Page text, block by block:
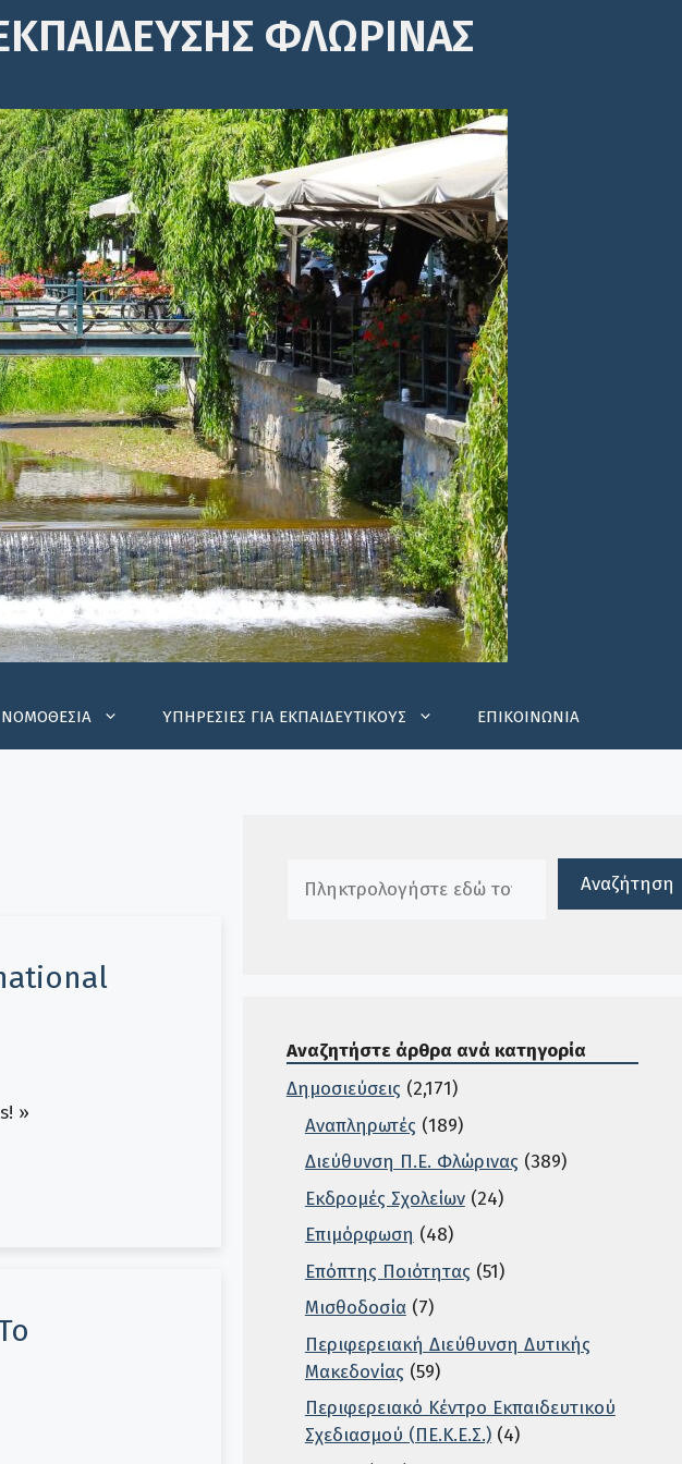
ΦΛΩΡΙΝΑΣ
ΝΟΜΟΘΕΣΙΑ ΥΠΗΡΕΣΙΕΣ ΓΙΑ ΕΚΠΑΙΔΕΥΤΙΚΟΥΣ ΕΠΙΚΟΙΝΩΝΙΑ
»
Αναζήτηση
Αναζητήστε άρθρα ανά κατηγορία
Δημοσιεύσεις (2,171)
Αναπληρωτές (189)
Διεύθυνση Π.Ε. Φλώρινας (389)
Εκδρομές Σχολείων(24)
Επιμόρφωση (48)
Επόπτης Ποιότητας (51)
Μισθοδοσία(7)
Περιφερειακή Διεύθυνση Δυτικής
Μακεδονίας (59)
Περιφερειακό Κέντρο Εκπαιδευτικού
Σχεδιασμού (ΠΕ.Κ.Ε.Σ.)(4)